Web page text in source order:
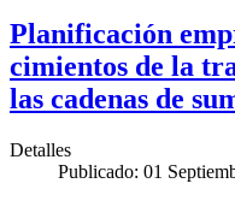
Planificación
cimientos de la
las cadenas de
Detalles
Publicado: 01